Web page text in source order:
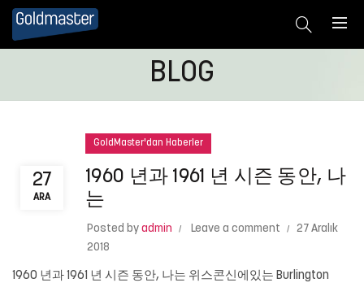
BLOG
27
ARA
GoldMaster'dan Haberler
1960 년과 1961 년 시즌 동안, 나
는
Posted by admin Leave a comment
27 Aralık
2018
1960 년과 1961 년 시즌 동안, 나는 위스콘신에있는 Burlington